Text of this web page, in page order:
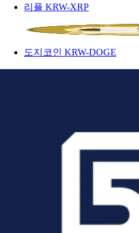
리플 KRW-XRP
도지코인 KRW-DOGE